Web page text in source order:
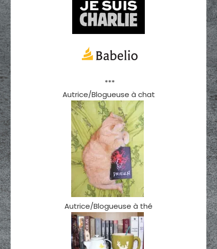
***
Autrice/Blogueuse à chat
Autrice/Blogueuse à thé